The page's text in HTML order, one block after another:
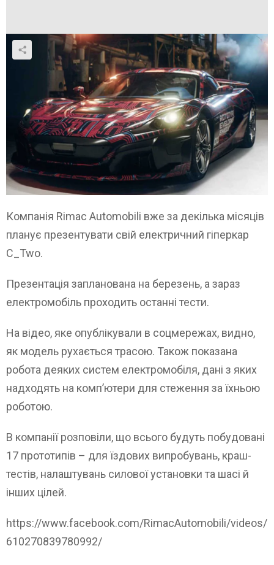
Компанія Rimac Automobili вже за декілька місяців
планує презентувати свій електричний гіперкар
C_Two.
Презентація запланована на березень, а зараз
електромобіль проходить останні тести.
На відео, яке опублікували в соцмережах, видно,
як модель рухається трасою. Також показана
робота деяких систем електромобіля, дані з яких
надходять на комп’ютери для стеження за їхньою
роботою.
В компанії розповіли, що всього будуть побудовані
17 прототипів – для їздових випробувань, краш-
тестів, налаштувань силової установки та шасі й
інших цілей.
https://www.facebook.com/RimacAutomobili/videos/
610270839780992/